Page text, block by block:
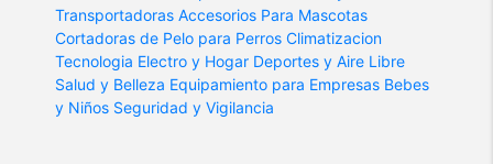
Transportadoras Accesorios Para Mascotas
Cortadoras de Pelo para Perros Climatizacion
Tecnologia Electro y Hogar Deportes y Aire Libre
Salud y Belleza Equipamiento para Empresas Bebes
y Niños Seguridad y Vigilancia